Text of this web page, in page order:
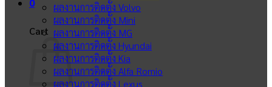
0
Cart
ผลงานการติดตั้ง Volvo
ผลงานการติดตั้ง Mini
ผลงานการติดตั้ง MG
ผลงานการติดตั้ง Hyundai
ผลงานการติดตั้ง Kia
ผลงานการติดตั้ง Alfa Romio
ผลงานการติดตั้ง Lexus